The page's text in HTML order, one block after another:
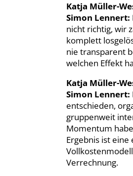
Katja Müller-
Simon Lennert:
nicht richtig, wir
komplett
nie transparent
welchen Effekt
Katja Müller-
Simon Lennert:
entschieden,
gruppenweit
Momentum
Ergebnis ist
Verrechnung.